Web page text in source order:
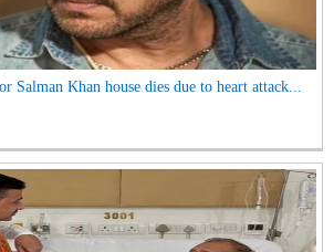
Salman Khan house dies due to heart attack...